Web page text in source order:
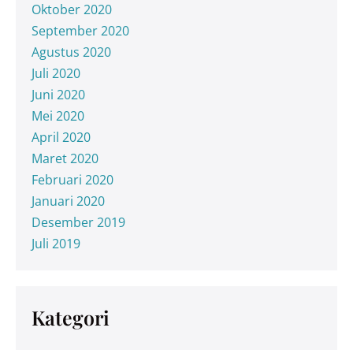
Oktober 2020
September 2020
Agustus 2020
Juli 2020
Juni 2020
Mei 2020
April 2020
Maret 2020
Februari 2020
Januari 2020
Desember 2019
Juli 2019
Kategori